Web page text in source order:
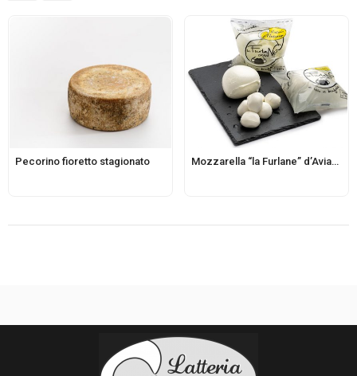
Pecorino fioretto stagionato Mozzarella “la Furlane” d’Aviano di latte di bufala